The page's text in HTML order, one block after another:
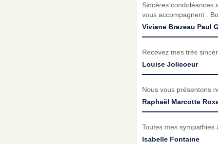
Sincères condoléances
vous accompagnent .
Viviane Brazeau Paul
Recevez mes très
Louise Jolicoeur
Nous vous présentons
Raphaël Marcotte
Toutes mes sympathies
Isabelle Fontaine